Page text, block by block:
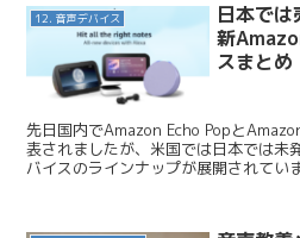
12. 音声デバイス
日本で
新
スまとめ
先日国内でAmazon Echo Popと
表されましたが、米国では日本では
バイスのラインナップが展開されてい